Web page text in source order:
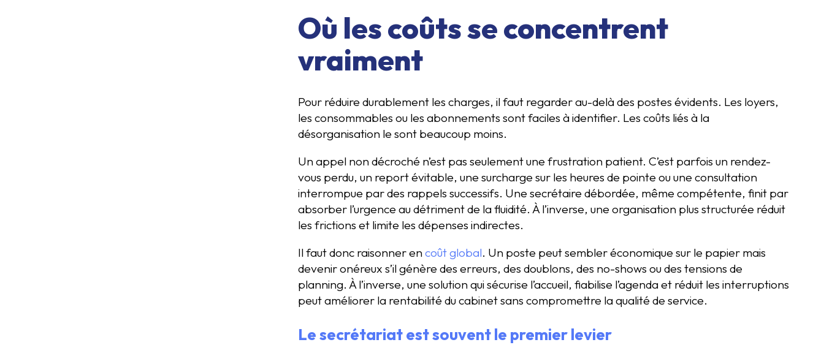
Où les coûts se concentrent
vraiment
Pour réduire durablement les charges, il faut regarder au-delà des postes évidents. Les loyers,
les consommables ou les abonnements sont faciles à identifier. Les coûts liés à la
désorganisation le sont beaucoup moins.
Un appel non décroché n’est pas seulement une frustration patient. C’est parfois un rendez-
vous perdu, un report évitable, une surcharge sur les heures de pointe ou une consultation
interrompue par des rappels successifs. Une secrétaire débordée, même compétente, finit par
absorber l’urgence au détriment de la fluidité. À l’inverse, une organisation plus structurée réduit
les frictions et limite les dépenses indirectes.
Il faut donc raisonner encoût global. Un poste peut sembler économique sur le papier mais
devenir onéreux s’il génère des erreurs, des doublons, des no-shows ou des tensions de
planning. À l’inverse, une solution qui sécurise l’accueil, fiabilise l’agenda et réduit les interruptions
peut améliorer la rentabilité du cabinet sans compromettre la qualité de service.
Le secrétariat est souvent le premier levier